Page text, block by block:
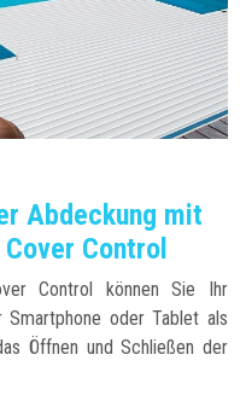
Abdeckung mit
Control
Control können Sie Ihr
oder Tablet als
Öffnen und Schließen der